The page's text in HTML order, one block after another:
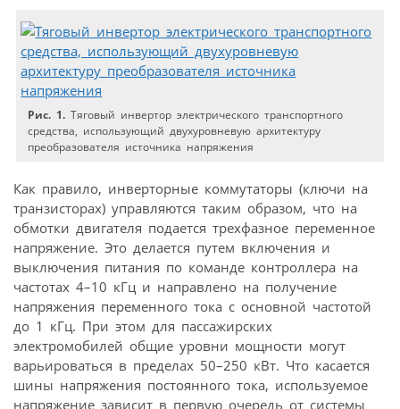
Рис. 1. Тяговый инвертор электрического транспортного
средства, использующий двухуровневую архитектуру
преобразователя источника напряжения
Как правило, инверторные коммутаторы (ключи на
транзисторах) управляются таким образом, что на
обмотки двигателя подается трехфазное переменное
напряжение. Это делается путем включения и
выключения питания по команде контроллера на
частотах 4–10 кГц и направлено на получение
напряжения переменного тока с основной частотой
до 1 кГц. При этом для пассажирских
электромобилей общие уровни мощности могут
варьироваться в пределах 50–250 кВт. Что касается
шины напряжения постоянного тока, используемое
напряжение зависит в первую очередь от системы